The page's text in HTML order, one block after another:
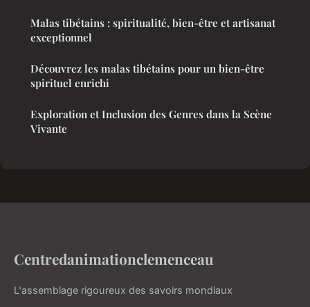
Malas tibétains : spiritualité, bien-être et artisanat
exceptionnel
Découvrez les malas tibétains pour un bien-être
spirituel enrichi
Exploration et Inclusion des Genres dans la Scène
Vivante
Centredanimationclemenceau
L'assemblage rigoureux des savoirs mondiaux